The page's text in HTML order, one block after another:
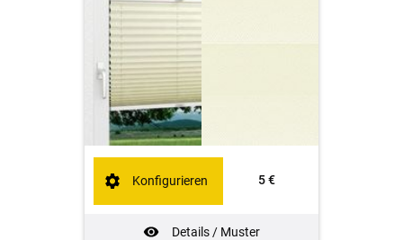
5 €
Details / Muster
Konfigurieren